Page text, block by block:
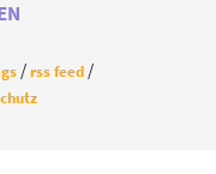
rss feed